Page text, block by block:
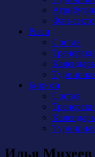
Фан-
Рыси
Состав
Календарь
Бирюса
Состав
Календарь
Илья Михеев